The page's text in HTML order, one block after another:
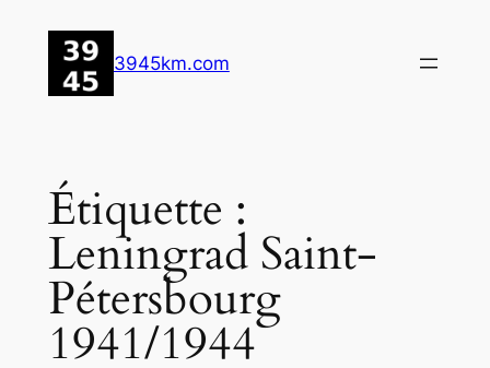
contenu
3945km.com
Étiquette :
Leningrad Saint-
Pétersbourg
1941/1944